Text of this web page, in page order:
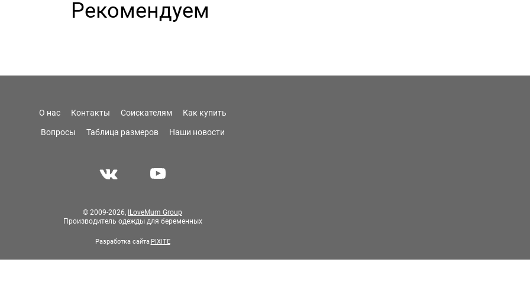
Рекомендуем
О нас Контакты Соискателям Как купить
Вопросы Таблица размеров Наши новости
© 2009-2026, ILoveMum Group
Производитель одежды для беременных
Разработка сайта PIXITE